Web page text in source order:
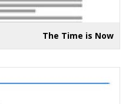
The Time is Now